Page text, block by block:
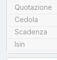
Quotazione
Cedola
Scadenza
Isin